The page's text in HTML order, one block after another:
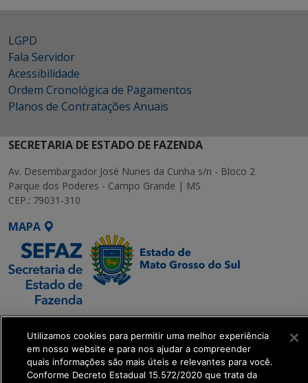
LGPD
Fala Servidor
Acessibilidade
Ordem Cronológica de Pagamentos
Planos de Contratações Anuais
SECRETARIA DE ESTADO DE FAZENDA
Av. Desembargador José Nunes da Cunha s/n - Bloco 2
Parque dos Poderes - Campo Grande | MS
CEP.: 79031-310
MAPA
SETDIG | Secretaria-
Executiva de
Transformação Digital
Utilizamos cookies para permitir uma melhor experiência
em nosso website e para nos ajudar a compreender
quais informações são mais úteis e relevantes para você.
Conforme Decreto Estadual 15.572/2020 que trata da